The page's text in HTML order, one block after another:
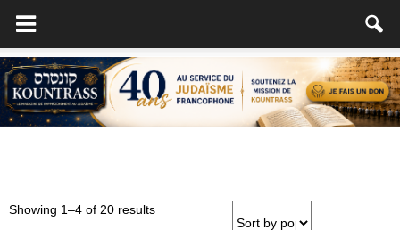
Showing 1–4 of 20 results